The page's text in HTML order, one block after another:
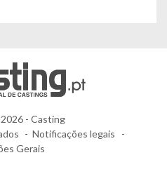
- Casting
Notificações legais
Gerais